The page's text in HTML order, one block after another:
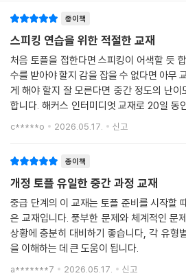
2) 논리적인 ‘모범 답변’을 통해 학습자가 스
있습니다.
3) 해석, 스크립트, 어휘를 통해 정확한 문장
지 가능합니다.
4) ‘해설집’은 별책으로 구성되어, 더욱 편
4. 전략적인 학습 장치를 통해 체계적으로 학
의 실력을 파악하고, 결과에 따라 ‘20일/30일
2) 교재에 수록된 ‘Actual Test(실전모의고
일한 환경에서 풀어볼 수 있는 ‘iBT 실전모
시험 환경에 익숙해지는 훈련을 할 수 있습니
3) ‘말하기 연습 프로그램’을 통해 교재에 수
하며, 자신의 음성을 원어민 음성과 비교해
을 교정할 수 있습니다.
종이책
스피킹 연습을 위한 적절한 교재
처음 토플을 접한다면 스피킹이 어색할 듯
수를 받아야 할지 감을 잡을 수 없다면 아무
게 해야 할지 잘 모른다면 중간 정도의 난이
합니다. 해커스 인터미디엇 교재로 20일 동
추천합니다. 실력이 오르면서 앞으로의 학
c*****o 2026.05.17. 신고
종이책
개정 토플 유일한 중간 과정 교재
중급 단계의 이 교재는 토플 준비를 시작할
은 교재입니다. 풍부한 문제와 체계적인 문
상황에 충분히 대비하기 좋습니다, 각 유형
을 이해하는 데 큰 도움이 됩니다.
a*******7 2026.05.17. 신고